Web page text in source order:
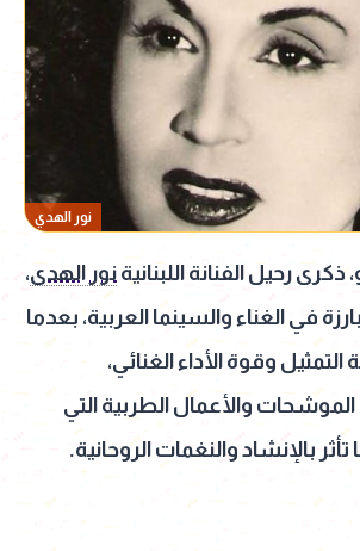
نور الهدي
نور الهدى،
في الغناء والسينما العربية، بعدما
وقوة الأداء الغنائي،
والأعمال الطربية التي
بالإنشاد والنغمات الروحانية.